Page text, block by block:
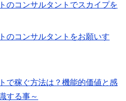
のコンサルタントでスカイプを
のコンサルタントをお願いす
で稼ぐ方法は？機能的価値と感
する事～